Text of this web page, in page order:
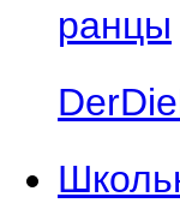
ранцы